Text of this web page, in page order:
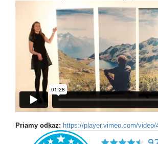
Priamy odkaz: https://player.vimeo.com/video/